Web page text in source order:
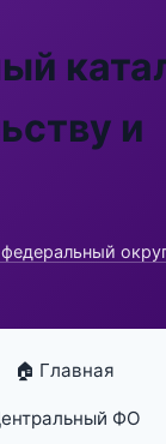
и
🏠 Главная
ФО